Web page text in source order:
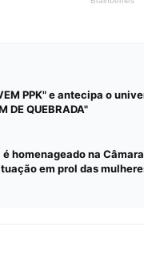
PPK" e antecipa o
DE QUEBRADA"
homenageado na
em prol das